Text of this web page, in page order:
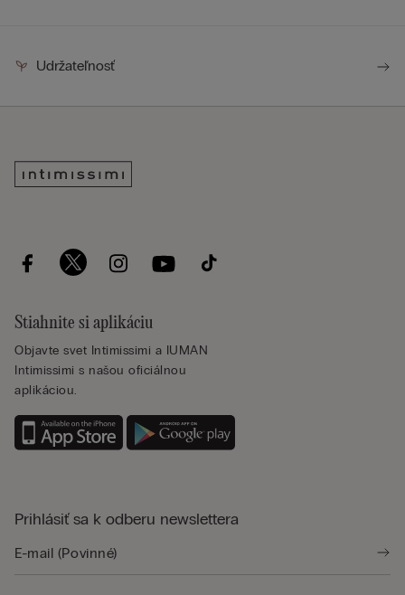
Udržateľnosť
Stiahnite si aplikáciu
Objavte svet Intimissimi a IUMAN
Intimissimi s našou oficiálnou
aplikáciou.
Prihlásiť sa k odberu newslettera